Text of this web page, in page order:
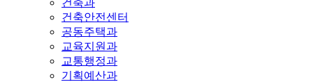
건축과
건축안전센터
공동주택과
교육지원과
교통행정과
기획예산과